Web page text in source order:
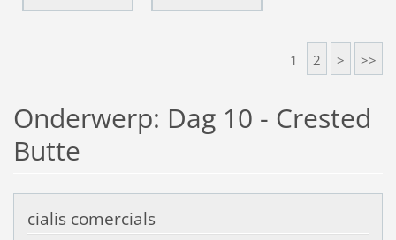
1 2 > >>
Onderwerp: Dag 10 - Crested
Butte
cialis comercials